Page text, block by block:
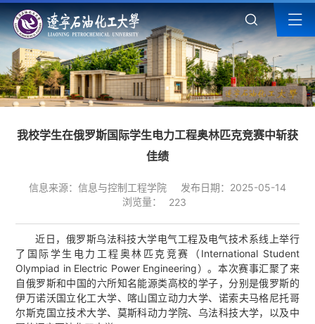
我校学生在俄罗斯国际学生电力工程奥林匹克竞赛中斩获
佳绩
信息来源：信息与控制工程学院
发布日期：2025-05-14
浏览量：
223
近日，俄罗斯乌法科技大学电气工程及电气技术系线上举行
了国际学生电力工程奥林匹克竞赛（International Student
Olympiad in Electric Power Engineering）。本次赛事汇聚了来
自俄罗斯和中国的六所知名能源类高校的学子，分别是俄罗斯的
伊万诺沃国立化工大学、喀山国立动力大学、诺索夫马格尼托哥
尔斯克国立技术大学、莫斯科动力学院、乌法科技大学，以及中